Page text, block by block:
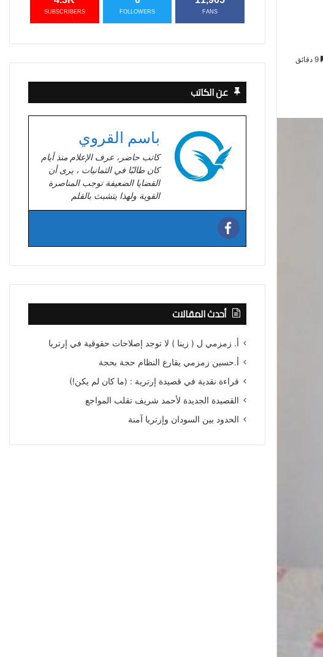
FANS
FOLLOWERS
SUBSCRIBERS
عن الكاتب
باسم القروي
كاتب حاضر، عرف الإعلام منذ أيام
كان طالبًا في الثمانيات ، يرى أن
القضايا الضعيفة توجب المناصرة
القوية ولهذا يتشبث بالقلم
أحدث المقالات
أ. زمزمي ل ( زينا ) لا توجد إصلاحات حقوقية في إرتريا
أ.حسين زمزمي يقارع النظام حجة بحجة
قراءة نقدية في قصيدة إرترية : (ما كان لم يكن!)
القصيدة الجديدة لأحمد شريف تقلب المواجع
الحدود بين السودان وإرتريا آمنة